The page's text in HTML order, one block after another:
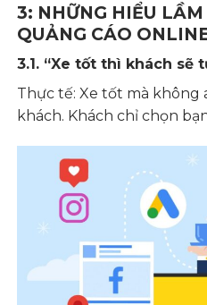
3: NHỮNG HIỂU
QUẢNG CÁO
3.1. “Xe tốt thì khách sẽ
Thực tế: Xe tốt mà không
khách. Khách chỉ chọn